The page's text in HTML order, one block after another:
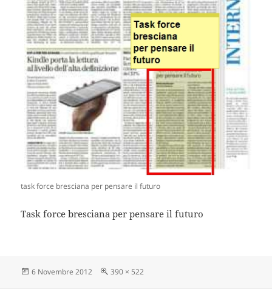
task force bresciana per pensare il futuro
Task force bresciana per pensare il futuro
Scritto
6 Novembre 2012
Dimensione
390 × 522